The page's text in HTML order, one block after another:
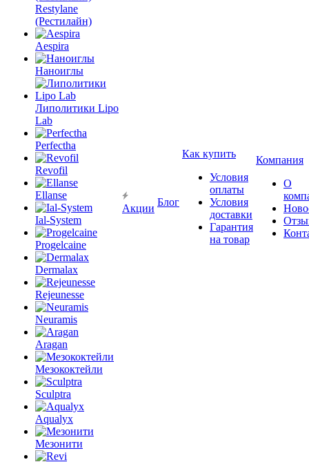
Restylane
(Рестилайн)
Aespira
Наноиглы
Липолитики Lipo
Lab
Perfectha
Revofil
Ellanse
Ial-System
Progelcaine
Dermalax
Rejeunesse
Neuramis
Aragan
Мезококтейли
Sculptra
Aqualyx
Мезонити
Акции
Блог
Как купить
Условия
оплаты
Условия
доставки
Гарантия
на товар
Компания
О